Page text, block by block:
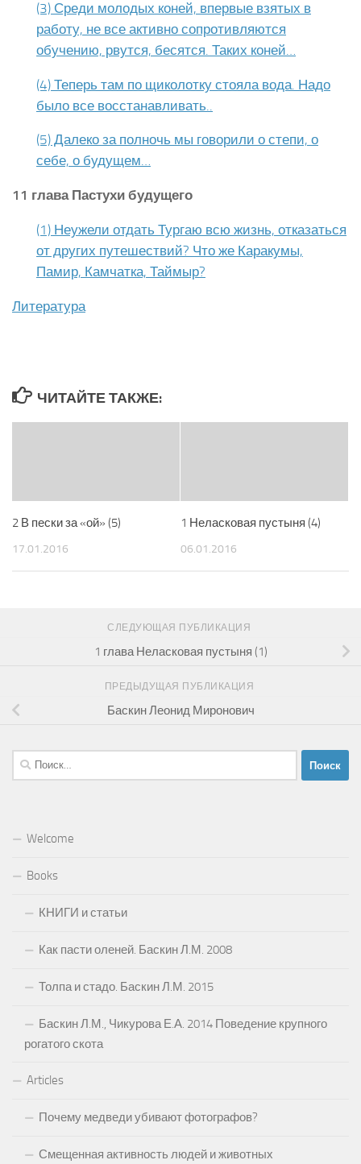
(3) Среди молодых коней, впервые взятых в
работу, не все активно сопротивляются
обучению, рвутся, бесятся. Таких коней…
(4) Теперь там по щиколотку стояла вода. Надо
было все восстанавливать..
(5) Далеко за полночь мы говорили о степи, о
себе, о будущем…
11 глава Пастухи будущего
(1) Неужели отдать Тургаю всю жизнь, отказаться
от других путешествий? Что же Каракумы,
Памир, Камчатка, Таймыр?
Литература
ЧИТАЙТЕ ТАКЖЕ:
2 В пески за «ой» (5)
17.01.2016
1 Неласковая пустыня (4)
06.01.2016
СЛЕДУЮЩАЯ ПУБЛИКАЦИЯ
1 глава Неласковая пустыня (1)
ПРЕДЫДУЩАЯ ПУБЛИКАЦИЯ
Баскин Леонид Миронович
Найти:
Welcome
Books
КНИГИ и статьи
Как пасти оленей. Баскин Л.М. 2008
Толпа и стадо. Баскин Л.М. 2015
Баскин Л.М., Чикурова Е.А. 2014 Поведение крупного
рогатого скота
Articles
Почему медведи убивают фотографов?
Смещенная активность людей и животных